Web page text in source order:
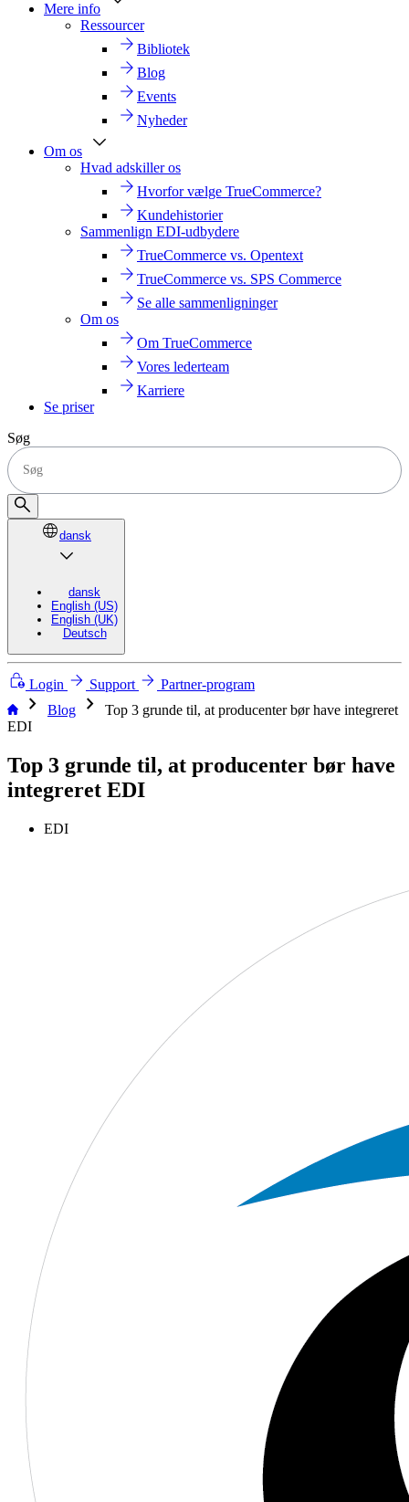
Mere info
Ressourcer
Bibliotek
Blog
Events
Nyheder
Om os
Hvad adskiller os
Hvorfor vælge TrueCommerce?
Kundehistorier
Sammenlign EDI-udbydere
TrueCommerce vs. Opentext
TrueCommerce vs. SPS Commerce
Se alle sammenligninger
Om os
Om TrueCommerce
Vores lederteam
Karriere
Se priser
Søg
dansk
dansk
English (US)
English (UK)
Deutsch
Login Support Partner-program
chevron_right Blog chevron_right
Top 3 grunde til, at producenter bør have integreret
EDI
Top 3 grunde til, at producenter bør have
integreret EDI
EDI